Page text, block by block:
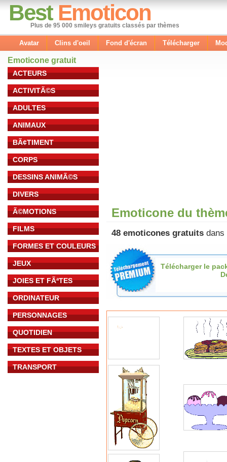
Best Emoticon
Plus de 95 000 smileys gratuits classés par thèmes
Avatar Clins d'oeil Fond d'écran Télécharger
Emoticone gratuit
ACTEURS
ACTIVITÃ©S
ADULTES
ANIMAUX
BÃ¢TIMENT
CORPS
DESSINS ANIMÃ©S
DIVERS
Ã©MOTIONS
FILMS
FORMES ET COULEURS
JEUX
JOIES ET FÃªTES
ORDINATEUR
PERSONNAGES
QUOTIDIEN
TEXTES ET OBJETS
TRANSPORT
Emoticone du
48 emoticones gratuits dans
Télécharger le